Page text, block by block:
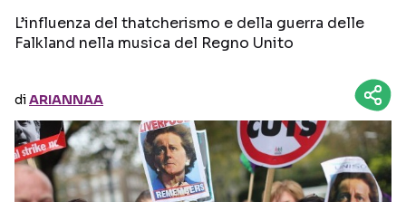
L’influenza del thatcherismo e della guerra delle
Falkland nella musica del Regno Unito
diARIANNAA